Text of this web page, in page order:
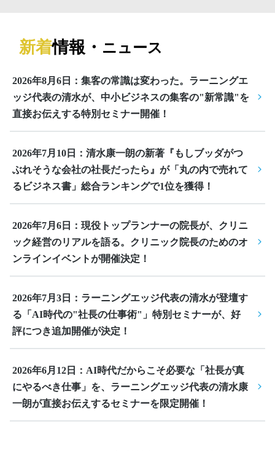
新着情報・ ニュース
2026年8月6日：集客の常識は変わった。ラーニングエ
ッジ代表の清水が、中小ビジネスの集客の"新常識"を
直接お伝えする特別セミナー開催！
2026年7月10日：清水康一朗の新著『もしブッダがつ
ぶれそうな会社の社長だったら』が「丸の内で売れて
るビジネス書」総合ランキングで1位を獲得！
2026年7月6日：現役トップランナーの院長が、クリニ
ック経営のリアルを語る。クリニック院長のためのオ
ンラインイベントが開催決定！
2026年7月3日：ラーニングエッジ代表の清水が登壇す
る「AI時代の"社長の仕事術"」特別セミナーが、好
評につき追加開催が決定！
2026年6月12日：AI時代だからこそ必要な「社長が真
にやるべき仕事」を、ラーニングエッジ代表の清水康
一朗が直接お伝えするセミナーを限定開催！